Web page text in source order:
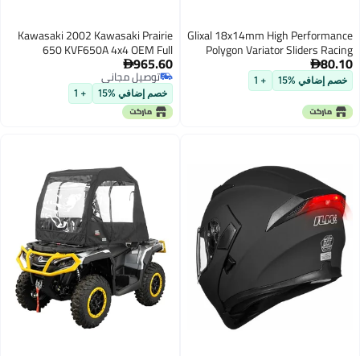
Glixal 18x14mm High Performance
Polygon Variator Sliders Racing
Sliding Roller Weights 152QMI
157QMJ GY6 125cc 150cc Scooter
Moped ATV 10 Gram
80.10
خصم إضافي %15 + 1
Kawasaki 2002 Kawasaki Prairie
650 KVF650A 4x4 OEM Full
Synthetic Service Kit KAW178
965.60
توصيل مجاني
توصيل مجاني
خصم إضافي %15 + 1